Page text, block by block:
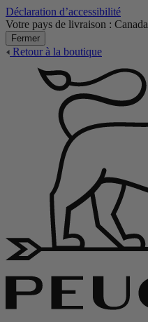
Déclaration d’accessibilité
Votre pays de livraison : Canada
Fermer
Retour à la boutique